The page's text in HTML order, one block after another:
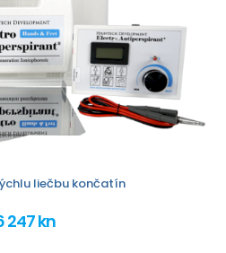
liečbu končatín
247 kn